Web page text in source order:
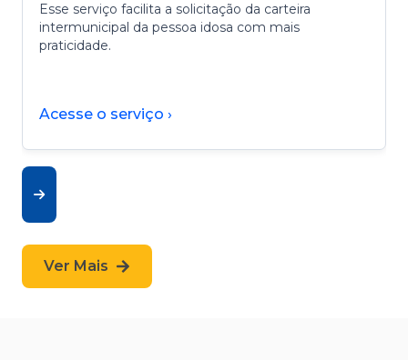
Esse serviço facilita a solicitação da carteira
intermunicipal da pessoa idosa com mais
praticidade.
Acesse o serviço ›
Ver Mais